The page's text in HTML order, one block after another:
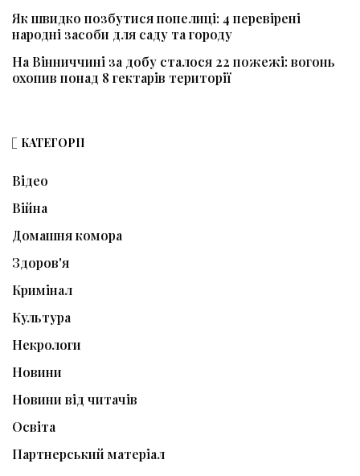
Як швидко позбутися попелиці: 4 перевірені
народні засоби для саду та городу
На Вінниччині за добу сталося 22 пожежі: вогонь
охопив понад 8 гектарів території
КАТЕГОРІЇ
Відео
Війна
Домашня комора
Здоров'я
Кримінал
Культура
Некрологи
Новини
Новини від читачів
Освіта
Партнерський матеріал